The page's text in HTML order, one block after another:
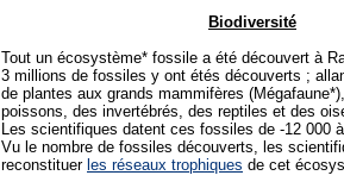
Biodiversité
Tout un écosystème* fossile a été découvert à
3 millions de fossiles y ont étés découverts ;
de plantes aux grands mammifères
poissons, des invertébrés, des reptiles et des
Les scientifiques datent ces fossiles de -12 000
Vu le nombre de fossiles découverts, les
reconstituer les réseaux trophiques de cet